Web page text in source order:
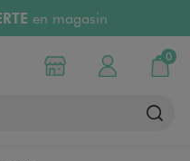
en magasin
Choisir mon magasin
Mon compte
0
Mon